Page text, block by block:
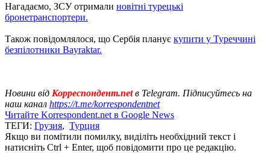
Нагадаємо, ЗСУ отримали новітні турецькі
бронетранспортери.
Також повідомлялося, що Сербія планує купити у Туреччині
безпілотники Bayraktar.
Новини від Корреспондент.netв Telegram. Підписуйтесь на
наш канал https://t.me/korrespondentnet
Читайте Korrespondent.net в Google News
ТЕГИ: Грузия, Турция
Якщо ви помітили помилку, виділіть необхідний текст і
натисніть Ctrl + Enter, щоб повідомити про це редакцію.